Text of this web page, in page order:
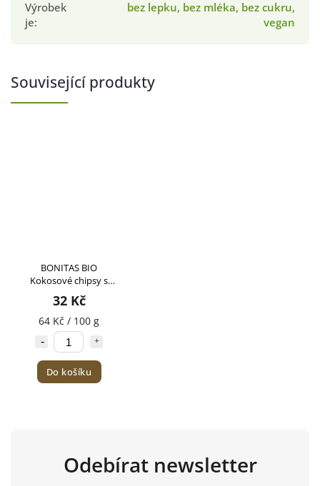
Výrobek
je:
bez lepku, bez mléka, bez cukru,
vegan
Související produkty
BONITAS BIO
Kokosové chipsy s
kakaom 50g
32 Kč
64 Kč / 100 g
Do košíku
Odebírat newsletter